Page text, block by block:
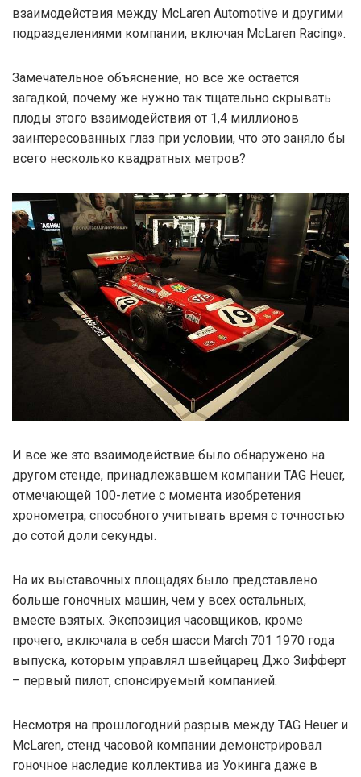
взаимодействия между McLaren Automotive и другими
подразделениями компании, включая McLaren Racing».
Замечательное объяснение, но все же остается
загадкой, почему же нужно так тщательно скрывать
плоды этого взаимодействия от 1,4 миллионов
заинтересованных глаз при условии, что это заняло бы
всего несколько квадратных метров?
И все же это взаимодействие было обнаружено на
другом стенде, принадлежавшем компании TAG Heuer,
отмечающей 100-летие с момента изобретения
хронометра, способного учитывать время с точностью
до сотой доли секунды.
На их выставочных площадях было представлено
больше гоночных машин, чем у всех остальных,
вместе взятых. Экспозиция часовщиков, кроме
прочего, включала в себя шасси March 701 1970 года
выпуска, которым управлял швейцарец Джо Зифферт
– первый пилот, спонсируемый компанией.
Несмотря на прошлогодний разрыв между TAG Heuer и
McLaren, стенд часовой компании демонстрировал
гоночное наследие коллектива из Уокинга даже в